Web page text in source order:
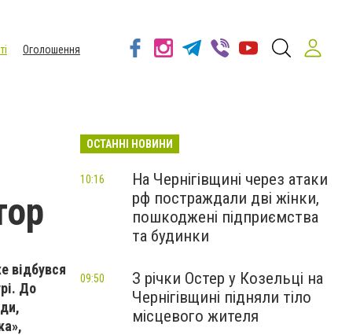
Оголошення
відбувся
До
,
ОСТАННІ НОВИНИ
На Чернігівщині через атаки
рф постраждали дві жінки,
пошкоджені підприємства
та будинки
10:16
З річки Остер у Козельці на
Чернігівщині підняли тіло
місцевого жителя
09:50